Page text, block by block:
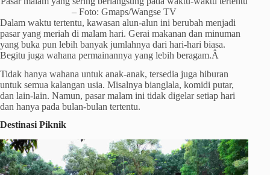
– Foto: Gmaps/Wangse TV
Dalam waktu tertentu, kawasan alun-alun ini berubah menjadi
pasar yang meriah di malam hari. Gerai makanan dan minuman
yang buka pun lebih banyak jumlahnya dari hari-hari biasa.
Begitu juga wahana permainannya yang lebih beragam.Â
Tidak hanya wahana untuk anak-anak, tersedia juga hiburan
untuk semua kalangan usia. Misalnya bianglala, komidi putar,
dan lain-lain. Namun, pasar malam ini tidak digelar setiap hari
dan hanya pada bulan-bulan tertentu.
Destinasi Piknik